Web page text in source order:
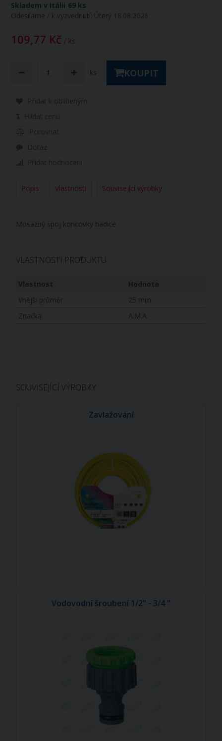
Skladem v Itálii 69 ks
Odesíláme / k vyzvednutí: Úterý 18.08.2026
109,77 Kč / ks
ks KOUPIT
Popis Vlastnosti Související výrobky
Mosazný spoj koncovky hadice
VLASTNOSTI PRODUKTU
Vnější průměr
25 mm
Značka
A.M.A.
SOUVISEJÍCÍ VÝROBKY
Zavlažování
Vodovodní šroubení 1/2" - 3/4 "